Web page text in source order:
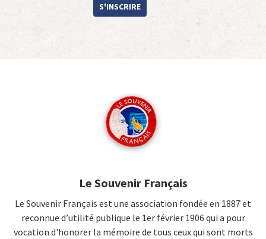
S'INSCRIRE
Le Souvenir Français
Le Souvenir Français est une association fondée en 1887 et
reconnue d’utilité publique le 1er février 1906 qui a pour
vocation d'honorer la mémoire de tous ceux qui sont morts